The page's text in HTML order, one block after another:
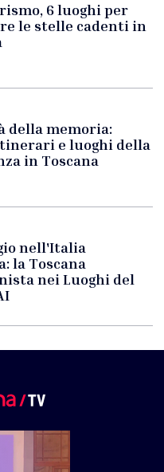
6 luoghi per
le stelle cadenti in
della memoria:
e luoghi della
in Toscana
nell'Italia
la Toscana
nei Luoghi del